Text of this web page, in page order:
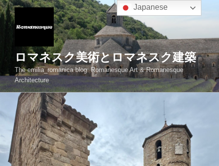
コ
ン
ス
キ
プ
ロマネスク美術とロマネスク建築
The emilia_romanica blog: Romanesque Art & Romanesque
Architecture
Japanese